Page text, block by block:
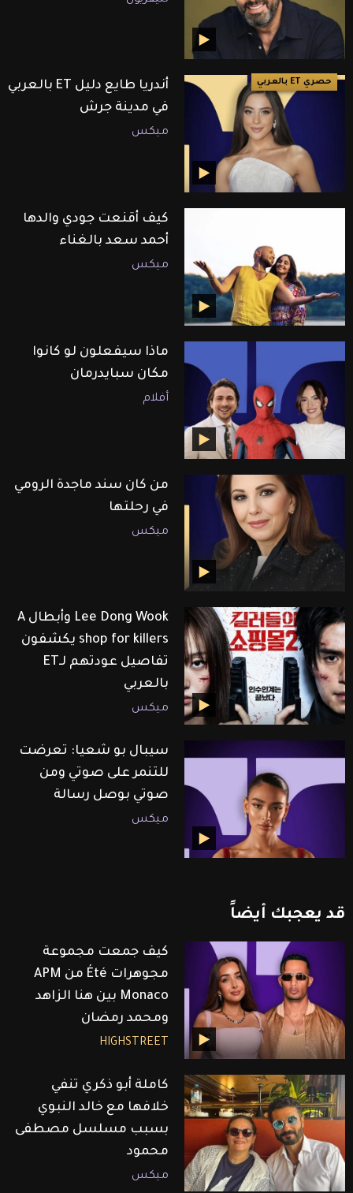
حصري ET بالعربي
أندريا طايع دليل ET بالعربي
في مدينة جرش
ميكس
كيف أقنعت جودي والدها
أحمد سعد بالغناء
ميكس
ماذا سيفعلون لو كانوا
مكان سبايدرمان
أفلام
من كان سند ماجدة الرومي
في رحلتها
ميكس
Lee Dong Wook وأبطال A
shop for killers يكشفون
تفاصيل عودتهم لـET
بالعربي
ميكس
سيبال بو شعيا: تعرضت
للتنمر على صوتي ومن
صوتي بوصل رسالة
ميكس
قد يعجبك أيضاً
كيف جمعت مجموعة
مجوهرات Été من APM
Monaco بين هنا الزاهد
ومحمد رمضان
HIGHSTREET
كاملة أبو ذكري تنفي
خلافها مع خالد النبوي
بسبب مسلسل مصطفى
محمود
ميكس